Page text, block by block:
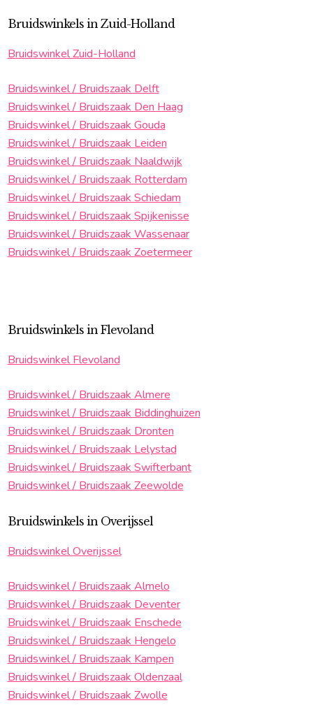
Bruidswinkels in Zuid-Holland
Bruidswinkel Zuid-Holland
Bruidswinkel / Bruidszaak Delft
Bruidswinkel / Bruidszaak Den Haag
Bruidswinkel / Bruidszaak Gouda
Bruidswinkel / Bruidszaak Leiden
Bruidswinkel / Bruidszaak Naaldwijk
Bruidswinkel / Bruidszaak Rotterdam
Bruidswinkel / Bruidszaak Schiedam
Bruidswinkel / Bruidszaak Spijkenisse
Bruidswinkel / Bruidszaak Wassenaar
Bruidswinkel / Bruidszaak Zoetermeer
Bruidswinkels in Flevoland
Bruidswinkel Flevoland
Bruidswinkel / Bruidszaak Almere
Bruidswinkel / Bruidszaak Biddinghuizen
Bruidswinkel / Bruidszaak Dronten
Bruidswinkel / Bruidszaak Lelystad
Bruidswinkel / Bruidszaak Swifterbant
Bruidswinkel / Bruidszaak Zeewolde
Bruidswinkels in Overijssel
Bruidswinkel Overijssel
Bruidswinkel / Bruidszaak Almelo
Bruidswinkel / Bruidszaak Deventer
Bruidswinkel / Bruidszaak Enschede
Bruidswinkel / Bruidszaak Hengelo
Bruidswinkel / Bruidszaak Kampen
Bruidswinkel / Bruidszaak Oldenzaal
Bruidswinkel / Bruidszaak Zwolle